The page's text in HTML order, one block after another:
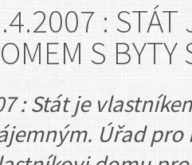
:
S
: Stát je
Úřad